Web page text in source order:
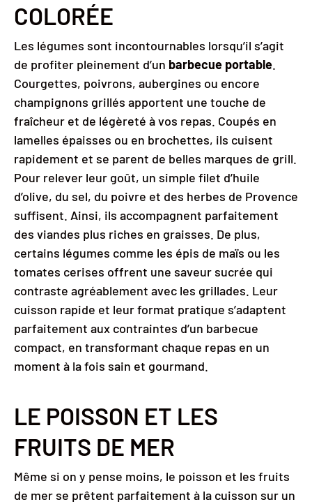
COLORÉE
Les légumes sont incontournables lorsqu’il s’agit
de profiter pleinement d’un barbecue portable.
Courgettes, poivrons, aubergines ou encore
champignons grillés apportent une touche de
fraîcheur et de légèreté à vos repas. Coupés en
lamelles épaisses ou en brochettes, ils cuisent
rapidement et se parent de belles marques de grill.
Pour relever leur goût, un simple filet d’huile
d’olive, du sel, du poivre et des herbes de Provence
suffisent. Ainsi, ils accompagnent parfaitement
des viandes plus riches en graisses. De plus,
certains légumes comme les épis de maïs ou les
tomates cerises offrent une saveur sucrée qui
contraste agréablement avec les grillades. Leur
cuisson rapide et leur format pratique s’adaptent
parfaitement aux contraintes d’un barbecue
compact, en transformant chaque repas en un
moment à la fois sain et gourmand.
LE POISSON ET LES
FRUITS DE MER
Même si on y pense moins, le poisson et les fruits
de mer se prêtent parfaitement à la cuisson sur un